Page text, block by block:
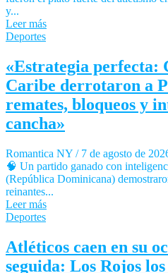
y...
Leer más
Deportes
«Estrategia perfecta:
Caribe derrotaron a
remates, bloqueos y
cancha»
Romantica NY / 7 de agosto de
🧠 Un partido ganado con
(República Dominicana)
reinantes...
Leer más
Deportes
Atléticos caen en su
seguida: Los Rojos